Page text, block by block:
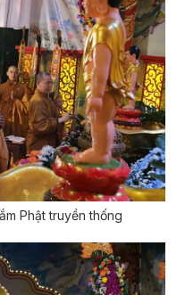
Phật truyền thống